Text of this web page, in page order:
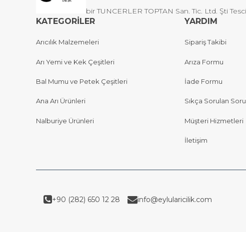
bir TUNCERLER TOPTAN San. Tic. Ltd. Şti
KATEGORİLER
Arıcılık Malzemeleri
Arı Yemi ve Kek Çeşitleri
Bal Mumu ve Petek Çeşitleri
Ana Arı Ürünleri
Nalburiye Ürünleri
YARDIM
Sipariş Takibi
Arıza Formu
İade Formu
Sıkça Sorulan
Müşteri Hizmetleri
İletişim
+90 (282) 650 12 28 info@eylularicilik.com